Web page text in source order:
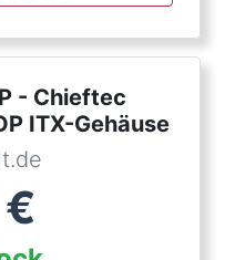
- Chieftec
ITX-Gehäuse
€